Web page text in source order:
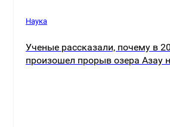
Наука
Ученые рассказали, почему в
произошел прорыв озера Азау